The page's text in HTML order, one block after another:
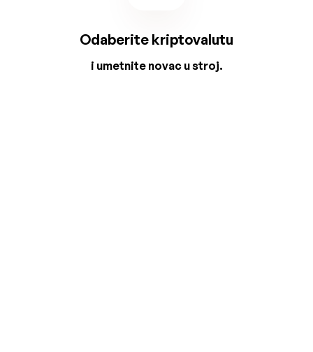
Odaberite kriptovalutu
i umetnite novac u stroj.